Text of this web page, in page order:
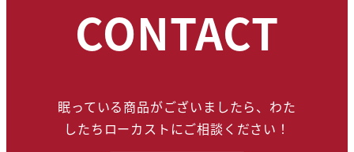
CONTACT
眠っている商品がございましたら、わた
したちローカストにご相談ください！